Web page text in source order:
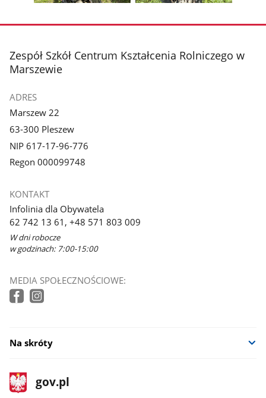
zdjęcie
z
galerii.
zdjęcie
galerii.
stopka
Zespół Szkół Centrum Kształcenia Rolniczego w
Marszewie
ADRES
Marszew 22
63-300 Pleszew
NIP 617-17-96-776
Regon 000099748
KONTAKT
Infolinia dla Obywatela
62 742 13 61, +48 571 803 009
W dni robocze
w godzinach: 7:00-15:00
MEDIA SPOŁECZNOŚCIOWE:
Na skróty
stopka
gov.pl
Strona
gov.pl